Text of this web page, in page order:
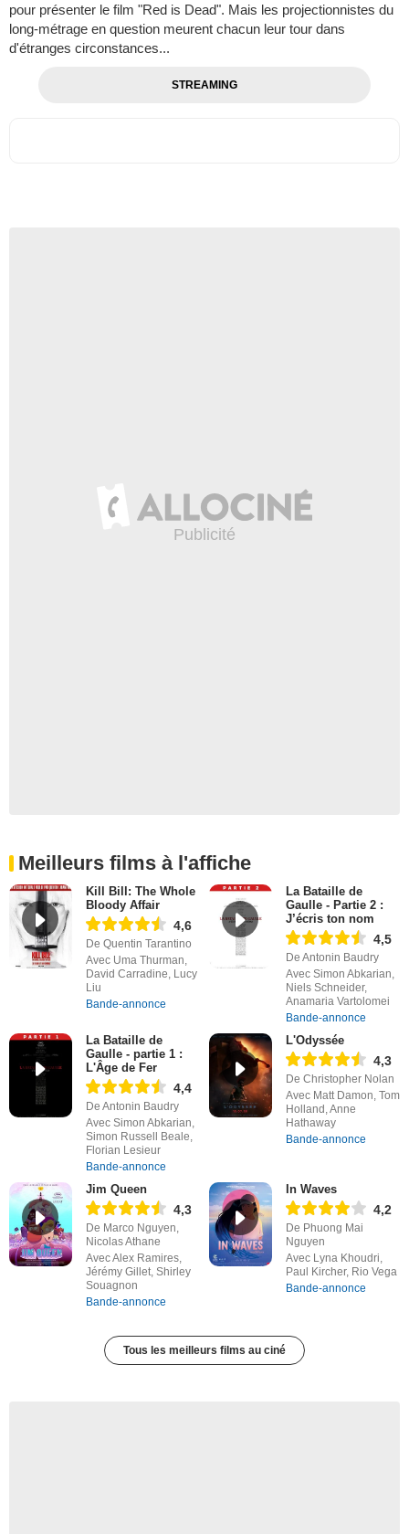
pour présenter le film "Red is Dead". Mais les projectionnistes du
long-métrage en question meurent chacun leur tour dans
d'étranges circonstances...
STREAMING
Meilleurs films à l'affiche
Kill Bill: The Whole
Bloody Affair
4,6
De Quentin Tarantino
Avec Uma Thurman,
David Carradine, Lucy
Liu
Bande-annonce
La Bataille de
Gaulle - Partie 2 :
J’écris ton nom
4,5
De Antonin Baudry
Avec Simon Abkarian,
Niels Schneider,
Anamaria Vartolomei
Bande-annonce
La Bataille de
Gaulle - partie 1 :
L'Âge de Fer
4,4
De Antonin Baudry
Avec Simon Abkarian,
Simon Russell Beale,
Florian Lesieur
Bande-annonce
L'Odyssée
4,3
De Christopher Nolan
Avec Matt Damon, Tom
Holland, Anne
Hathaway
Bande-annonce
Jim Queen
4,3
De Marco Nguyen,
Nicolas Athane
Avec Alex Ramires,
Jérémy Gillet, Shirley
Souagnon
Bande-annonce
In Waves
4,2
De Phuong Mai
Nguyen
Avec Lyna Khoudri,
Paul Kircher, Rio Vega
Bande-annonce
Tous les meilleurs films au ciné